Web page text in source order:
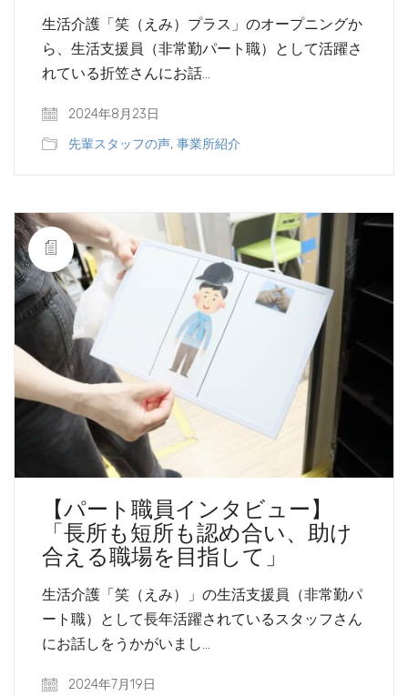
生活介護「笑（えみ）プラス」のオープニングか
ら、生活支援員（非常勤パート職）として活躍さ
れている折笠さんにお話…
2024年8月23日
先輩スタッフの声, 事業所紹介
【パート職員インタビュー】
「長所も短所も認め合い、助け
合える職場を目指して」
生活介護「笑（えみ）」の生活支援員（非常勤パ
ート職）として長年活躍されているスタッフさん
にお話しをうかがいまし…
2024年7月19日